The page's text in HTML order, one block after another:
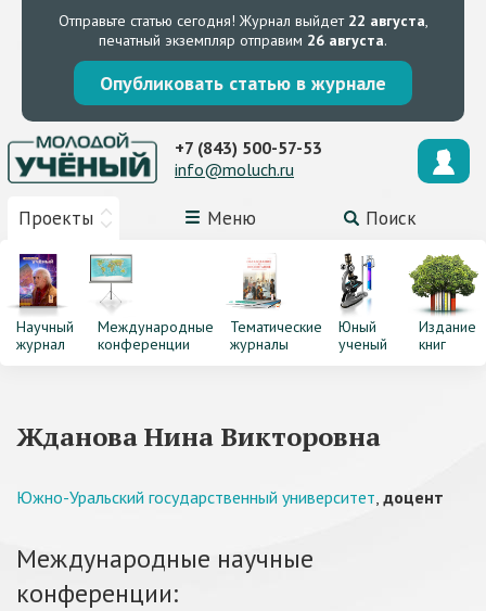
Отправьте статью сегодня! Журнал выйдет 22 августа,
печатный экземпляр отправим 26 августа.
Опубликовать статью в журнале
Проекты Меню Поиск
+7 (843) 500-57-53
info@moluch.ru
Научный
журнал
Международные
конференции
Тематические
журналы
Юный
ученый
Издание
книг
Жданова Нина Викторовна
Южно-Уральский государственный университет, доцент
Международные научные
конференции: